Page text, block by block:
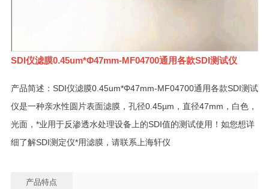
SDI仪滤膜0.45um*Φ47mm-MF04700通用各款SDI测试仪
产品简述：SDI仪滤膜0.45um*Φ47mm-MF04700通用各款SDI测试
仪是一种亲水性圆片表面滤膜，孔径0.45µm，直径47mm，白色，
光面，*业用于反渗透水处理设备上的SDI值的测试使用！如您想详
细了解SDI测定仪*用滤膜，请联系上海轩仪
产品特点